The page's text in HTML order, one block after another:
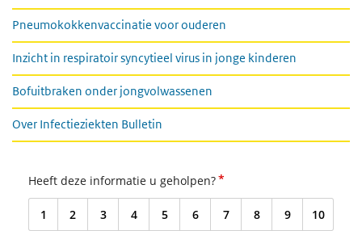
Pneumokokkenvaccinatie voor ouderen
Inzicht in respiratoir syncytieel virus in jonge kinderen
Bofuitbraken onder jongvolwassenen
Over Infectieziekten Bulletin
Heeft deze informatie u geholpen?*
1 2 3 4 5 6 7 8 9 10